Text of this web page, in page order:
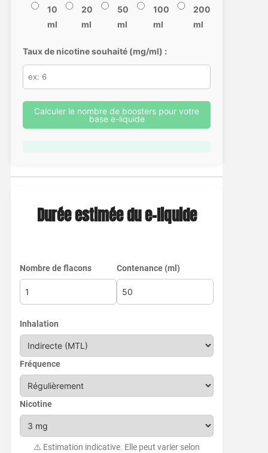
10
ml
20
ml
50
ml
100
ml
200
ml
Taux de nicotine souhaité (mg/ml) :
Calculer le nombre de boosters pour votre
base e-liquide
Durée estimée du e-liquide
Nombre de flacons Contenance (ml)
Inhalation
Fréquence
Nicotine
⚠️ Estimation indicative. Elle peut varier selon